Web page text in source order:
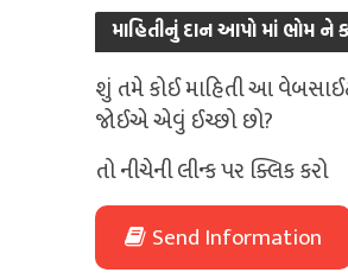
માહિતીનું દાન આપો માં ભોમ ને
શું તમે કોઈ માહિતી આ
જોઈએ એવું ઈચ્છો છો?
તો નીચેની લીન્ક પર ક્લિક કરો
Send Information